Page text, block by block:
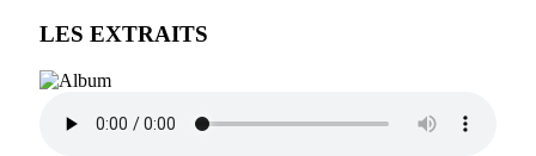
LES EXTRAITS